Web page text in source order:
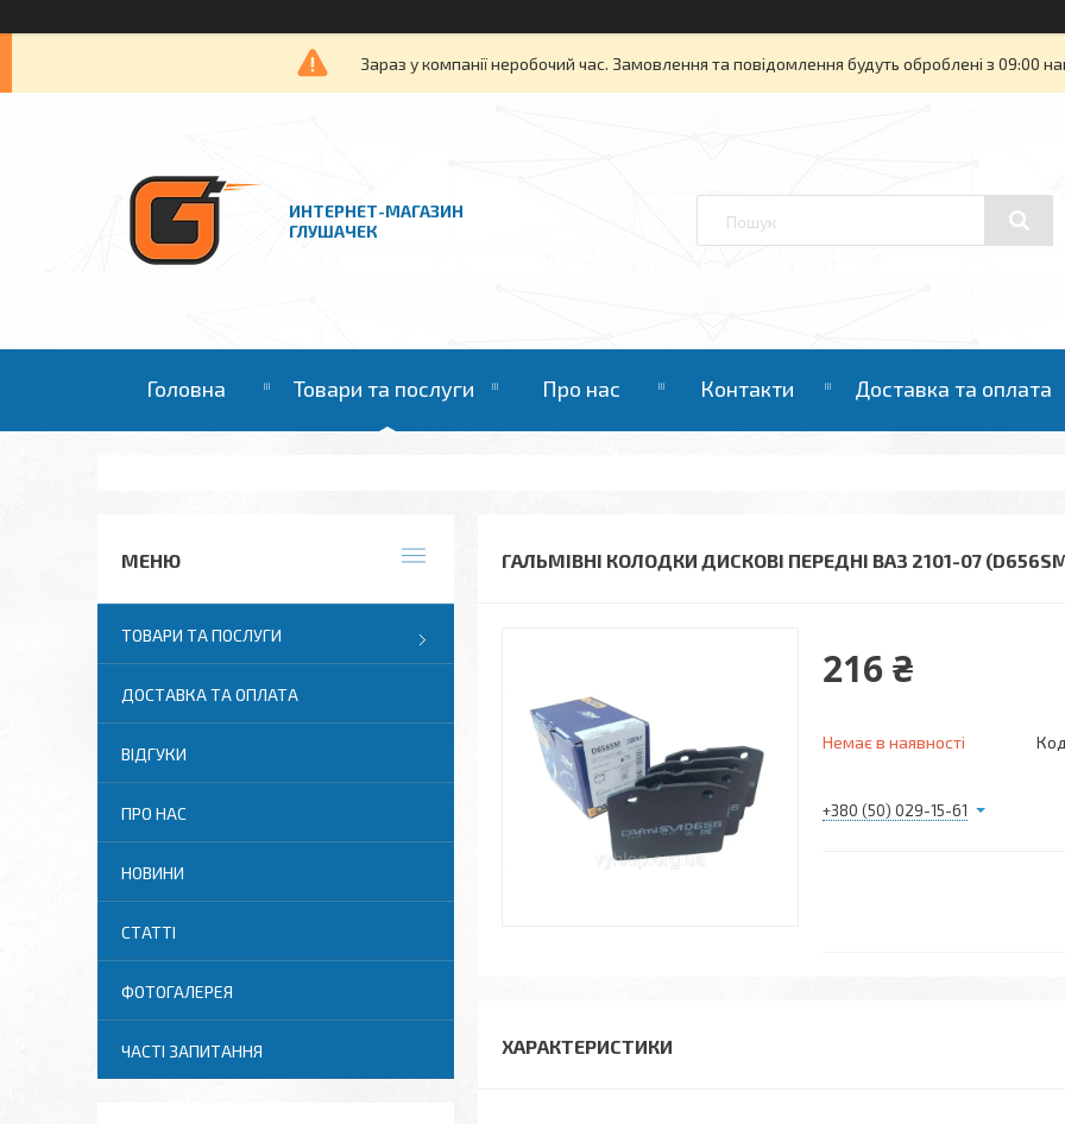
Зараз у компанії неробочий час. Замовлення та повідомлення будуть оброблені з 09:00
ИНТЕРНЕТ-МАГАЗИН
ГЛУШАЧЕК
Головна Товари та послуги Про нас Контакти Доставка та оплата
ГАЛЬМІВНІ КОЛОДКИ ДИСКОВІ ПЕРЕДНІ ВАЗ 2101-07
216 ₴
Немає в наявності
+380 (50) 029-15-61
ХАРАКТЕРИСТИКИ
ТОВАРИ ТА ПОСЛУГИ
ДОСТАВКА ТА ОПЛАТА
ВІДГУКИ
ПРО НАС
НОВИНИ
СТАТТІ
ФОТОГАЛЕРЕЯ
ЧАСТІ ЗАПИТАННЯ